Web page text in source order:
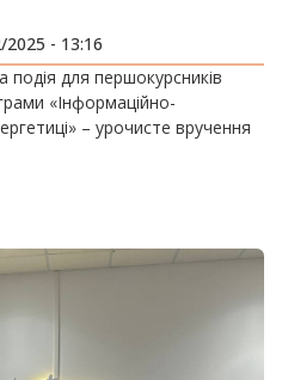
- 13:16
для першокурсників
«Інформаційно-
– урочисте вручення